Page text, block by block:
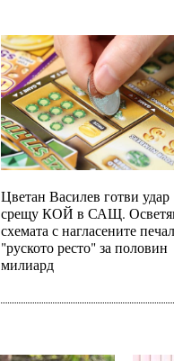
Цветан Василев готви удар
срещу КОЙ в САЩ.
схемата с нагласените
"руското ресто" за половин
милиард